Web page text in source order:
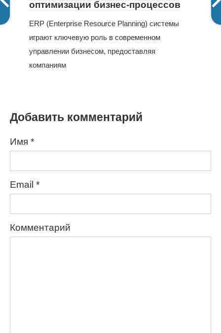
оптимизации бизнес-процессов
ERP (Enterprise Resource Planning) системы
играют ключевую роль в современном
управлении бизнесом, предоставляя
компаниям
Добавить комментарий
Имя *
Email *
Комментарий